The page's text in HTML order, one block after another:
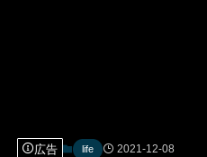
広告 life 2021-12-08